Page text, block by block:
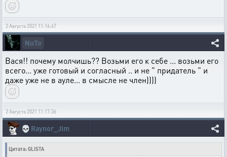
2 Августа 2021 11:16:47
NuTo
Вася!! почему молчишь?? Возьми его к себе ... возьми его
всего... уже готовый и согласный .. и не " придатель " и
даже уже не в ауле... в смысле не член))))
2 Августа 2021 11:17:36
💀 Raynor_Jim
Цитата: GLISTA